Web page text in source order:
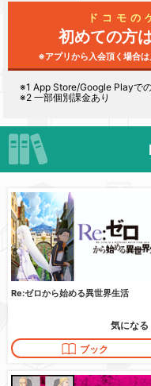
ドコモの
初めての方
※アプリから入会頂く場合
※1 App Store/Google Playで
※2 一部個別課金あり
Re:ゼロから始める異世界生活
ブック
気になる